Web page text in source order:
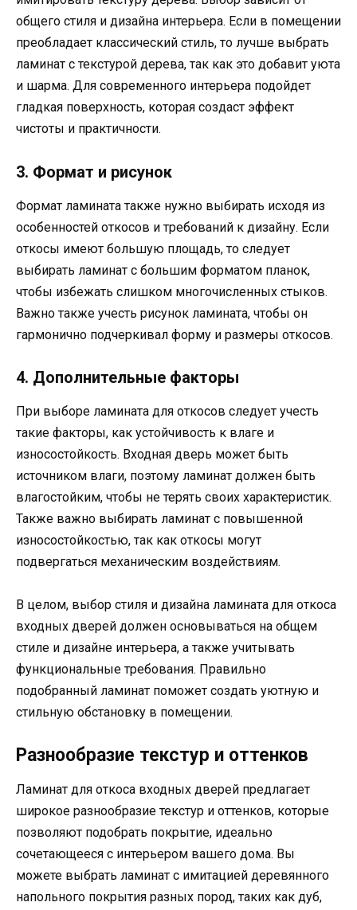
общего стиля и дизайна интерьера. Если в помещении
преобладает классический стиль, то лучше выбрать
ламинат с текстурой дерева, так как это добавит уюта
и шарма. Для современного интерьера подойдет
гладкая поверхность, которая создаст эффект
чистоты и практичности.
3. Формат и рисунок
Формат ламината также нужно выбирать исходя из
особенностей откосов и требований к дизайну. Если
откосы имеют большую площадь, то следует
выбирать ламинат с большим форматом планок,
чтобы избежать слишком многочисленных стыков.
Важно также учесть рисунок ламината, чтобы он
гармонично подчеркивал форму и размеры откосов.
4. Дополнительные факторы
При выборе ламината для откосов следует учесть
такие факторы, как устойчивость к влаге и
износостойкость. Входная дверь может быть
источником влаги, поэтому ламинат должен быть
влагостойким, чтобы не терять своих характеристик.
Также важно выбирать ламинат с повышенной
износостойкостью, так как откосы могут
подвергаться механическим воздействиям.
В целом, выбор стиля и дизайна ламината для откоса
входных дверей должен основываться на общем
стиле и дизайне интерьера, а также учитывать
функциональные требования. Правильно
подобранный ламинат поможет создать уютную и
стильную обстановку в помещении.
Разнообразие текстур и оттенков
Ламинат для откоса входных дверей предлагает
широкое разнообразие текстур и оттенков, которые
позволяют подобрать покрытие, идеально
сочетающееся с интерьером вашего дома. Вы
можете выбрать ламинат с имитацией деревянного
напольного покрытия разных пород, таких как дуб,